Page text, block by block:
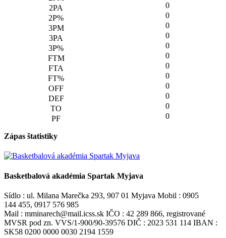
0
0
0
0
0
0
0
0
0
0
0
0
Zápas štatistiky
Basketbalová akadémia Spartak Myjava
Sídlo : ul. Milana Marečka 293, 907 01 Myjava Mobil : 0905
144 455, 0917 576 985
Mail : mminarech@mail.icss.sk IČO : 42 289 866, registrované
MVSR pod zn. VVS/1-900/90-39576 DIČ : 2023 531 114 IBAN :
SK58 0200 0000 0030 2194 1559